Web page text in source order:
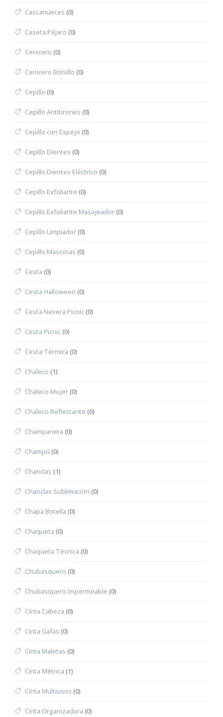
Cascanueces (0)
Caseta Pájaro (0)
Cenicero (0)
Cenicero Bolsillo (0)
Cepillo (0)
Cepillo Antitirones (0)
Cepillo con Espejo (0)
Cepillo Dientes (0)
Cepillo Dientes Eléctrico (0)
Cepillo Exfoliante (0)
Cepillo Exfoliante Masajeador(0)
Cepillo Limpiador(0)
Cepillo Mascotas (0)
Cesta (0)
Cesta Halloween (0)
Cesta Nevera Picnic(0)
Cesta Picnic(0)
Cesta Térmica (0)
Chaleco (1)
Chaleco Mujer(0)
Chaleco Reflectante (0)
Champanera (0)
Champú (0)
Chanclas (1)
Chanclas Sublimación (0)
Chapa Botella (0)
Chaqueta (0)
Chaqueta Técnica (0)
Chubasquero (0)
Chubasquero Impermeable (0)
Cinta Cabeza (0)
Cinta Gafas (0)
Cinta Maletas (0)
Cinta Métrica (1)
Cinta Multiusos (0)
Cinta Organizadora (0)